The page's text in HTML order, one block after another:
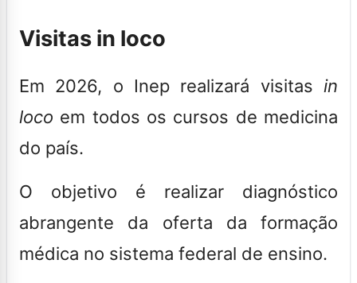
Visitas in loco
Em 2026, o Inep realizará visitas in
loco em todos os cursos de medicina
do país.
O objetivo é realizar diagnóstico
abrangente da oferta da formação
médica no sistema federal de ensino.